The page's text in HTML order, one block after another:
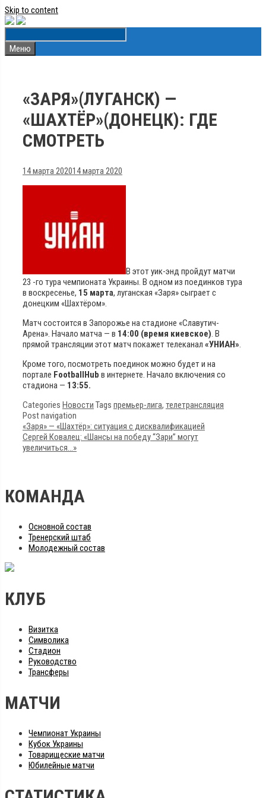
Skip to content
Меню
«ЗАРЯ»(ЛУГАНСК) —
«ШАХТЁР»(ДОНЕЦК): ГДЕ
СМОТРЕТЬ
14 марта 202014 марта 2020
В этот уик-энд пройдут матчи
23 -го тура чемпионата Украины. В одном из поединков тура
в воскресенье, 15 марта, луганская «Заря» сыграет с
донецким «Шахтёром».
Матч состоится в Запорожье на стадионе «Славутич-
Арена». Начало матча — в 14:00 (время киевское). В
прямой трансляции этот матч покажет телеканал «УНИАН».
Кроме того, посмотреть поединок можно будет и на
портале FootballHub в интернете. Начало включения со
стадиона — 13:55.
Categories Новости Tags премьер-лига, телетрансляция
Post navigation
«Заря» — «Шахтёр»: ситуация с дисквалификацией
Сергей Ковалец: «Шансы на победу “Зари” могут
увеличиться…»
КОМАНДА
Основной состав
Тренерский штаб
Молодежный состав
КЛУБ
Визитка
Символика
Стадион
Руководство
Трансферы
МАТЧИ
Чемпионат Украины
Кубок Украины
Товарищеские матчи
Юбилейные матчи